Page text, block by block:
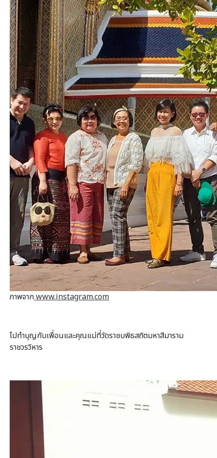
ภาพจากwww.instagram.com
ไปทำบุญกับเพื่อนและคุณแม่ที่วัดราชบพิธสถิตมหาสีมาราม
ราชวรวิหาร